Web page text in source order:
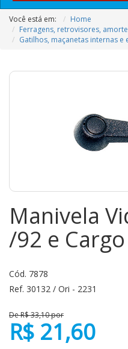
Você está em:
Home
Ferragens, retrovisores,
Gatilhos, maçanetas internas
Manivela
/92 e
Cód. 7878
Ref. 30132 / Ori - 2231
De R$ 33,10 por
R$ 21,60